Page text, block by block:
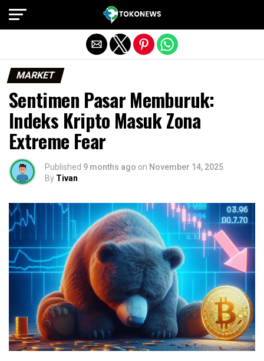
MARKET
Sentimen Pasar Memburuk:
Indeks Kripto Masuk Zona
Extreme Fear
Published 9 months ago on November 14, 2025
By Tivan
Exit mobile version